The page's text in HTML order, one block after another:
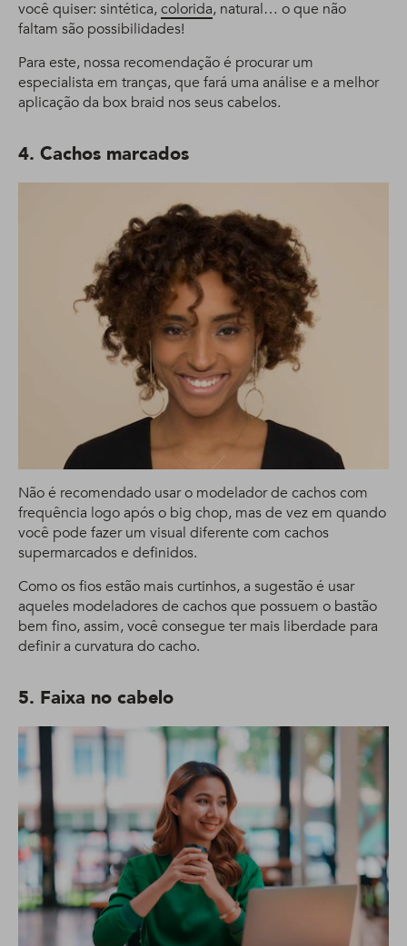
você quiser: sintética,colorida, natural… o que não
faltam são possibilidades!
Para este, nossa recomendação é procurar um
especialista em tranças, que fará uma análise e a melhor
aplicação da box braid nos seus cabelos.
4. Cachos marcados
Não é recomendado usar o modelador de cachos com
frequência logo após o big chop, mas de vez em quando
você pode fazer um visual diferente com cachos
supermarcados e definidos.
Como os fios estão mais curtinhos, a sugestão é usar
aqueles modeladores de cachos que possuem o bastão
bem fino, assim, você consegue ter mais liberdade para
definir a curvatura do cacho.
5. Faixa no cabelo